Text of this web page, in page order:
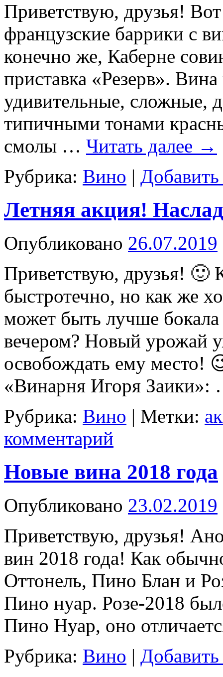
Приветствую, друзья!
французские баррики с
конечно же, Каберне
приставка «Резерв».
удивительные, сложные,
типичными тонами
смолы … Читать далее →
Рубрика: Вино |
Летняя акция!
Опубликовано 26.07.2019
Приветствую, друзья! 🙂
быстротечно, но как же
может быть лучше
вечером? Новый урожай
освобождать ему место!
«Винарня Игоря
Рубрика: Вино | Метки:
комментарий
Новые вина 2018 года
Опубликовано 23.02.2019
Приветствую, друзья!
вин 2018 года! Как
Оттонель, Пино Блан и
Пино нуар. Розе-2018
Пино Нуар, оно
Рубрика: Вино |